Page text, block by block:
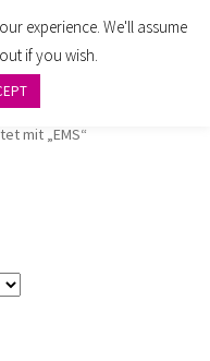
mit „EMS“
experience. We'll assume
if you wish.